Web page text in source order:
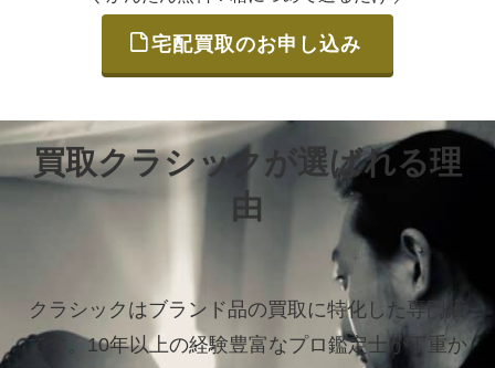
宅配買取のお申し込み
買取クラシックが選ばれる理
由
クラシックはブランド品の買取に特化した専門店
です。10年以上の経験豊富なプロ鑑定士が丁重か